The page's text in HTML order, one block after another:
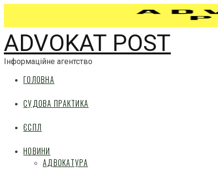
ADVOKAT POST
Інформаційне агентство
ГОЛОВНА
СУДОВА ПРАКТИКА
ЄСПЛ
НОВИНИ
АДВОКАТУРА